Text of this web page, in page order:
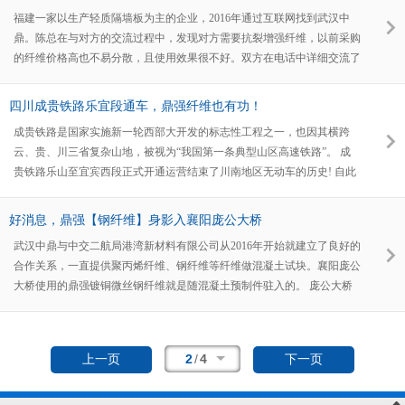
选建、黄陂商会的刘建春等商会领导出席了奠基仪式。
福建一家以生产轻质隔墙板为主的企业，2016年通过互联网找到武汉中
鼎。陈总在与对方的交流过程中，发现对方需要抗裂增强纤维，以前采购
的纤维价格高也不易分散，且使用效果很不好。双方在电话中详细交流了
所供纤维质量参差不齐，以劣充好的现象比较严重，建议对方使用我公司
了，现在使用了鼎强聚丙烯纤维后效果很好，产品质量大大提高，成品率
也提高了，并立即采购了1吨加大试验范围。 2017年7月陈总专程去福建
拜访了王总以及施女士（常务经理），双方畅谈得十分融洽，并达成了互
惠互利前提下，长期合作的君子协议，从此只采购鼎强纤维。由此福建这
个企业的轻质隔墙板质量非常稳定，业务范围也拓展到了福建以外的省
四川成贵铁路乐宜段通车，鼎强纤维也有功！
成贵铁路是国家实施新一轮西部大开发的标志性工程之一，也因其横跨
云、贵、川三省复杂山地，被视为“我国第一条典型山区高速铁路”。 成
贵铁路乐山至宜宾西段正式开通运营结束了川南地区无动车的历史! 自此
强聚丙烯网状纤维被要求长丝与短丝均需检测，武汉中鼎人很坦然地接受
了中交二航局、中铁十二局的认可，鼎强聚丙烯网状纤维专注高品质纤维
16年，不忘初心 继续前行。
好消息，鼎强【钢纤维】身影入襄阳庞公大桥
武汉中鼎与中交二航局港湾新材料有限公司从2016年开始就建立了良好的
合作关系，一直提供聚丙烯纤维、钢纤维等纤维做混凝土试块。襄阳庞公
大桥使用的鼎强镀铜微丝钢纤维就是随混凝土预制件驻入的。 庞公大桥
2600米，是汉江首座、世界上第四座三塔式悬索桥。庞公大桥建成后，襄
城、樊城间将再增一条过江通道。同时，庞公大桥与大庆西路、庞公路形
上一页 2/4 下一页